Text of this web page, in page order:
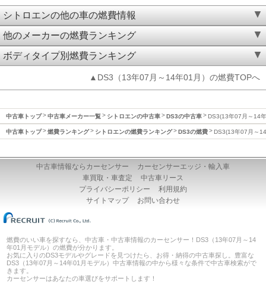
シトロエンの他の車の燃費情報
他のメーカーの燃費ランキング
ボディタイプ別燃費ランキング
▲DS3（13年07月～14年01月）の燃費TOPへ
中古車トップ 中古車メーカー一覧 シトロエンの中古車 DS3の中古車 DS3(13年07月～14
中古車トップ 燃費ランキング シトロエンの燃費ランキング DS3の燃費 DS3(13年07月～
中古車情報ならカーセンサー
カーセンサーエッジ・輸入車
車買取・車査定
中古車リース
プライバシーポリシー
利用規約
サイトマップ
お問い合わせ
燃費のいい車を探すなら、中古車・中古車情報のカーセンサー！DS3（13年07月～14
年01月モデル）の燃費が分かります。
お気に入りのDS3モデルやグレードを見つけたら、お得・納得の中古車探し。豊富な
DS3（13年07月～14年01月モデル）中古車情報の中から様々な条件で中古車検索がで
きます。
カーセンサーはあなたの車選びをサポートします！